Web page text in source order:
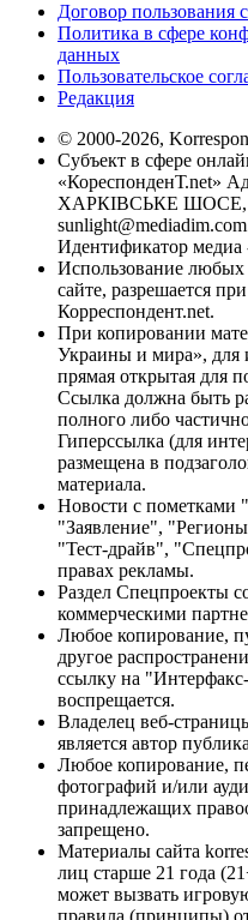
Договор пользования
Политика в сфере
данных
Пользовательское
Редакция
© 2000-2026,
Субъект в сфере
«КореспонденТ.net»
ХАРКІВСЬКЕ ШОСЕ,
Идентификатор медиа
Использование
сайте, разрешается
Корреспондент.net.
При копировании
Украины и мира», для
прямая открытая для
Ссылка должна быть
полного либо
Гиперссылка (для
размещена в
материала.
Новости с пометками
"Заявление",
"Тест-драйв",
правах рекламы.
Раздел Спецпроекты
коммерческими
Любое копирование,
другое
ссылку на
воспрещается.
Владелец веб-
является автор
Любое копирование,
фотографий и/или
принадлежащих
запрещено.
Материалы сайта
лиц старше 21 года
может вызвать